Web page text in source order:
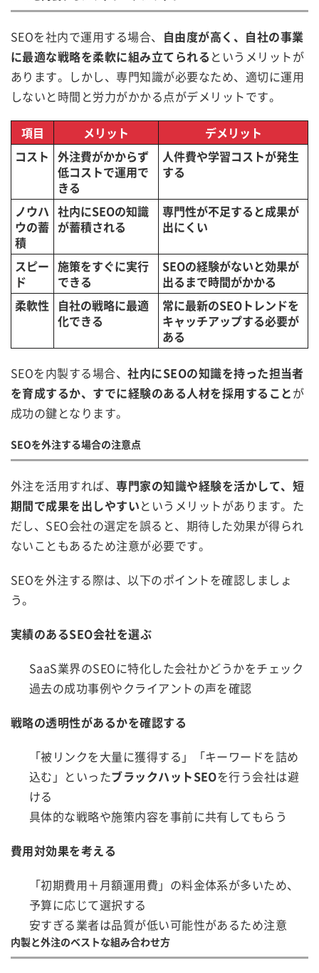
SEOを社内で運用する場合、 自由度が高く、自社の事業
に最適な戦略を柔軟に組み立てられる というメリットが
あります。しかし、専門知識が必要なため、適切に運用
しないと時間と労力がかかる点がデメリットです。
項目 メリット
デメリット
コスト 外注費がかからず
低コストで運用で
きる
人件費や学習コストが発生
する
ノウハ
ウの蓄
積
社内にSEOの知識
が蓄積される
専門性が不足すると成果が
出にくい
スピー
ド
施策をすぐに実行
できる
SEOの経験がないと効果が
出るまで時間がかかる
柔軟性
自社の戦略に最適
化できる
常に最新のSEOトレンドを
キャッチアップする必要が
ある
SEOを内製する場合、社内にSEOの知識を持った担当者
を育成するか、すでに経験のある人材を採用することが
成功の鍵となります。
SEOを外注する場合の注意点
外注を活用すれば、専門家の知識や経験を活かして、短
期間で成果を出しやすいというメリットがあります。た
だし、SEO会社の選定を誤ると、期待した効果が得られ
ないこともあるため注意が必要です。
SEOを外注する際は、以下のポイントを確認しましょ
う。
実績のあるSEO会社を選ぶ
SaaS業界のSEOに特化した会社かどうかをチェック
過去の成功事例やクライアントの声を確認
戦略の透明性があるかを確認する
「被リンクを大量に獲得する」「キーワードを詰め
込む」といったブラックハットSEOを行う会社は避
ける
具体的な戦略や施策内容を事前に共有してもらう
費用対効果を考える
「初期費用＋月額運用費」の料金体系が多いため、
予算に応じて選択する
安すぎる業者は品質が低い可能性があるため注意
内製と外注のベストな組み合わせ方